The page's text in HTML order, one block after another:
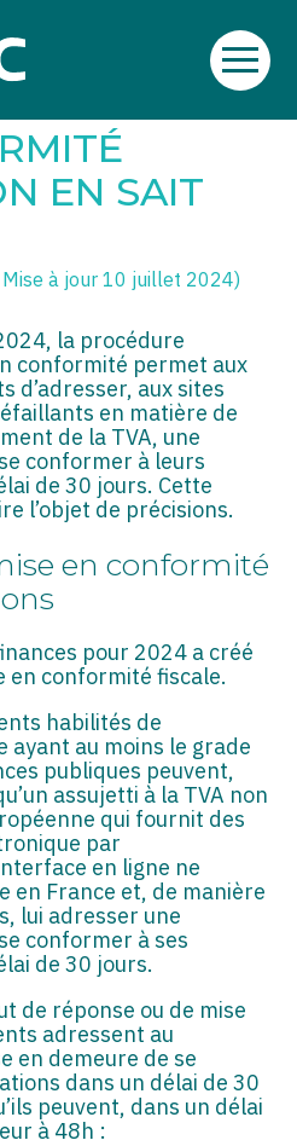
EN SAIT
à jour 10 juillet 2024)
la procédure
conformité permet aux
d’adresser, aux sites
en matière de
de la TVA, une
conformer à leurs
de 30 jours. Cette
l’objet de précisions.
en conformité
pour 2024 a créé
en conformité fiscale.
habilités de
ayant au moins le grade
publiques peuvent,
assujetti à la TVA non
qui fournit des
par
en ligne ne
en France et, de manière
lui adresser une
conformer à ses
de 30 jours.
de réponse ou de mise
adressent au
en demeure de se
dans un délai de 30
peuvent, dans un délai
à 48h :